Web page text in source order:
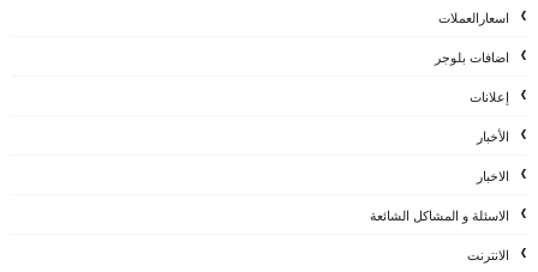
اسعارالعملات
اضافات بلوجر
إعلانات
الأخبار
الاخبار
الاسئلة و المشاكل الشائعة
الانترنت